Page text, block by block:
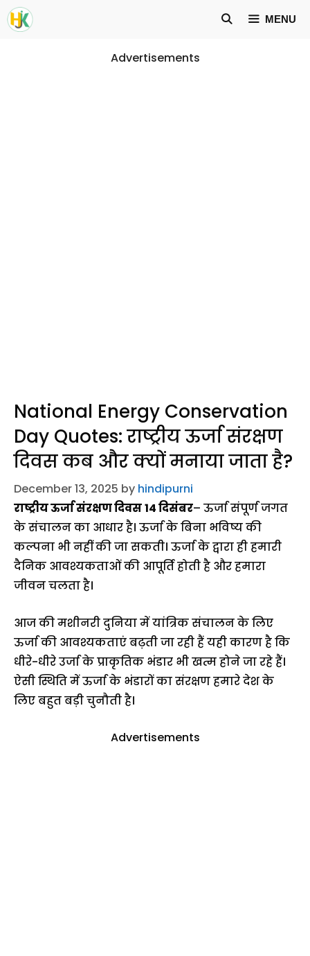
Skip
to
MENU
Advertisements
National Energy Conservation
Day Quotes: राष्ट्रीय ऊर्जा संरक्षण
दिवस कब और क्यों मनाया जाता है?
December 13, 2025 by hindipurni
राष्ट्रीय ऊर्जा संरक्षण दिवस14 दिसंबर– ऊर्जा संपूर्ण जगत
के संचालन का आधार है। ऊर्जा के बिना भविष्य की
कल्पना भी नहीं की जा सकती। ऊर्जा के द्वारा ही हमारी
दैनिक आवश्यकताओं की आपूर्ति होती है और हमारा
जीवन चलता है।
आज की मशीनरी दुनिया में यांत्रिक संचालन के लिए
ऊर्जा की आवश्यकताएं बढ़ती जा रही हैं यही कारण है कि
धीरे-धीरे उर्जा के प्राकृतिक भंडार भी खत्म होने जा रहे हैं।
ऐसी स्थिति में ऊर्जा के भंडारों का संरक्षण हमारे देश के
लिए बहुत बड़ी चुनौती है।
Advertisements